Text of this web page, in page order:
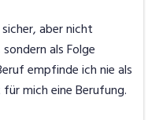
aber nicht
als Folge
empfinde ich nie als
mich eine Berufung.